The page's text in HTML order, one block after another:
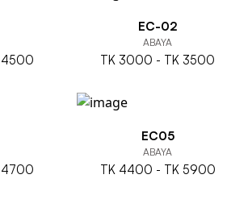
4500
EC-02
ABAYA
TK 3000 - TK 3500
4700
EC05
ABAYA
TK 4400 - TK 5900